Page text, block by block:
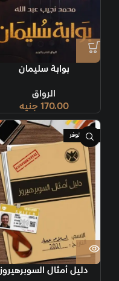
بوابة سليمان
الرواق
170.00 جنيه
غير متوفر
دليل أمثال السوبرهيروز